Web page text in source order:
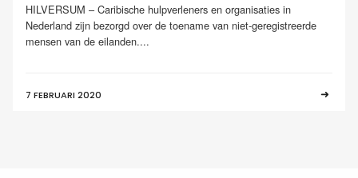
HILVERSUM – Caribische hulpverleners en organisaties in
Nederland zijn bezorgd over de toename van niet-geregistreerde
mensen van de eilanden....
7 FEBRUARI 2020